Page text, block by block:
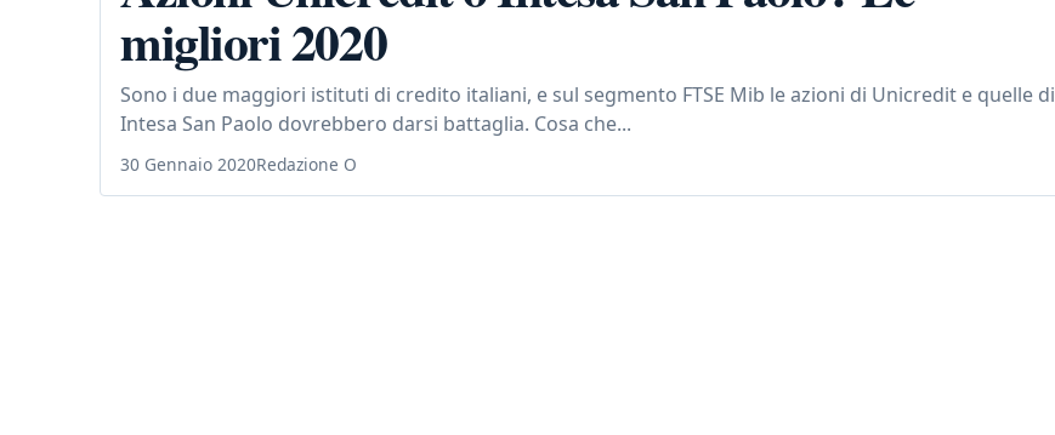
migliori 2020
Sono i due maggiori istituti di credito italiani, e sul segmento FTSE Mib le azioni di Unicredit e quelle di
Intesa San Paolo dovrebbero darsi battaglia. Cosa che...
30 Gennaio 2020Redazione O